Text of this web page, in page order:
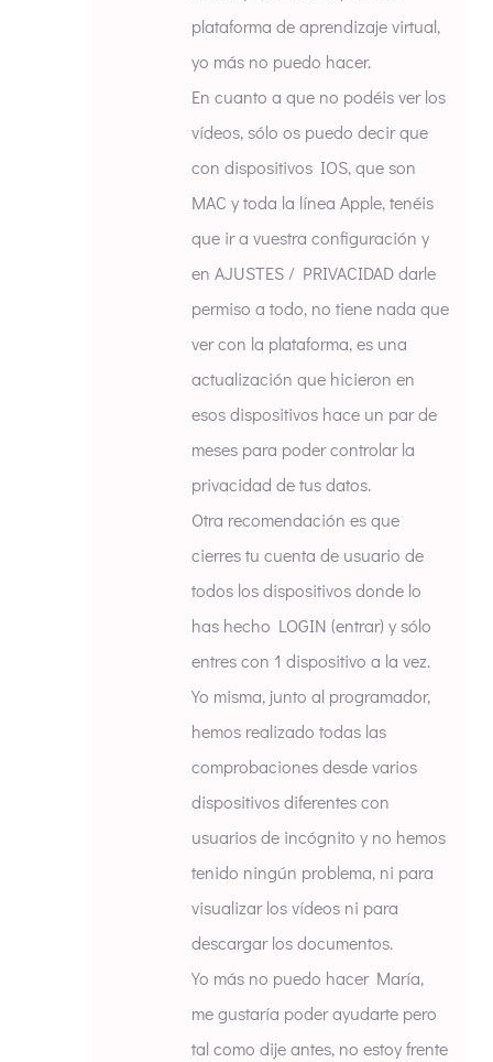
plataforma de aprendizaje virtual,
yo más no puedo hacer.
En cuanto a que no podéis ver los
vídeos, sólo os puedo decir que
con dispositivos IOS, que son
MAC y toda la línea Apple, tenéis
que ir a vuestra configuración y
en AJUSTES / PRIVACIDAD darle
permiso a todo, no tiene nada que
ver con la plataforma, es una
actualización que hicieron en
esos dispositivos hace un par de
meses para poder controlar la
privacidad de tus datos.
Otra recomendación es que
cierres tu cuenta de usuario de
todos los dispositivos donde lo
has hecho LOGIN (entrar) y sólo
entres con 1 dispositivo a la vez.
Yo misma, junto al programador,
hemos realizado todas las
comprobaciones desde varios
dispositivos diferentes con
usuarios de incógnito y no hemos
tenido ningún problema, ni para
visualizar los vídeos ni para
descargar los documentos.
Yo más no puedo hacer María,
me gustaría poder ayudarte pero
tal como dije antes, no estoy frente